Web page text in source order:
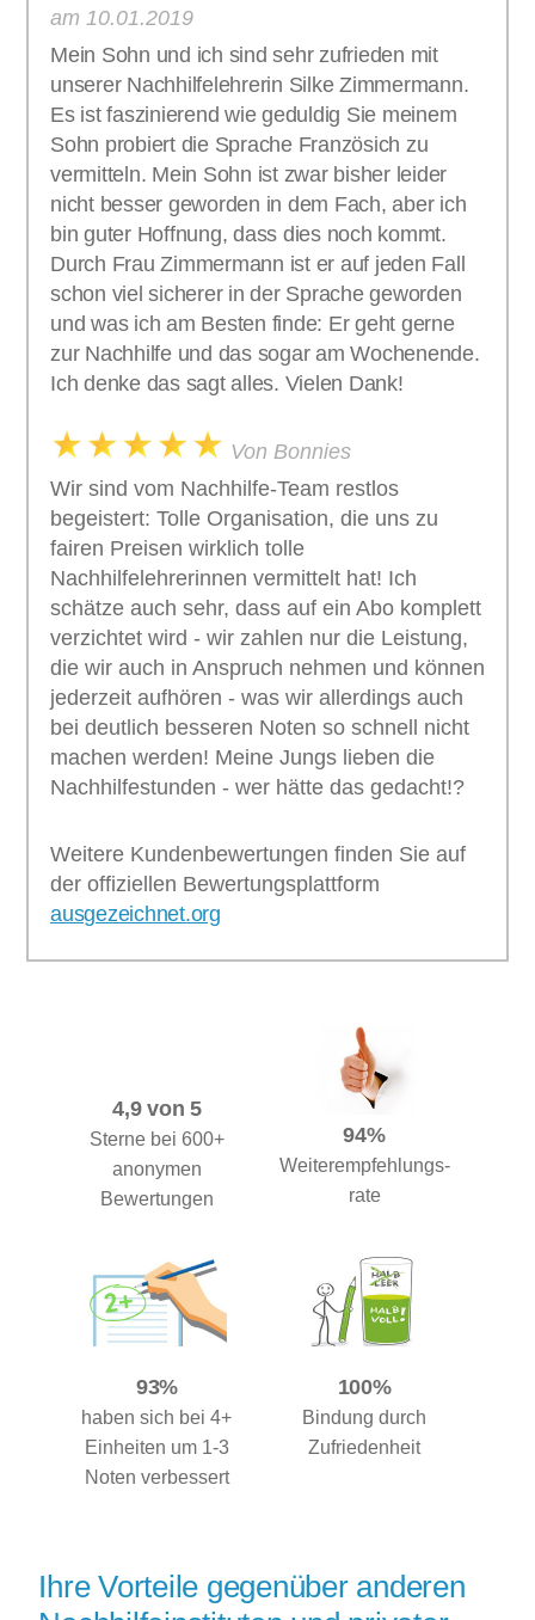
am 10.01.2019
Mein Sohn und ich sind sehr zufrieden mit
unserer Nachhilfelehrerin Silke Zimmermann.
Es ist faszinierend wie geduldig Sie meinem
Sohn probiert die Sprache Französich zu
vermitteln. Mein Sohn ist zwar bisher leider
nicht besser geworden in dem Fach, aber ich
bin guter Hoffnung, dass dies noch kommt.
Durch Frau Zimmermann ist er auf jeden Fall
schon viel sicherer in der Sprache geworden
und was ich am Besten finde: Er geht gerne
zur Nachhilfe und das sogar am Wochenende.
Ich denke das sagt alles. Vielen Dank!
Von Bonnies
Wir sind vom Nachhilfe-Team restlos
begeistert: Tolle Organisation, die uns zu
fairen Preisen wirklich tolle
Nachhilfelehrerinnen vermittelt hat! Ich
schätze auch sehr, dass auf ein Abo komplett
verzichtet wird - wir zahlen nur die Leistung,
die wir auch in Anspruch nehmen und können
jederzeit aufhören - was wir allerdings auch
bei deutlich besseren Noten so schnell nicht
machen werden! Meine Jungs lieben die
Nachhilfestunden - wer hätte das gedacht!?
Weitere Kundenbewertungen finden Sie auf
der offiziellen Bewertungsplattform
ausgezeichnet.org
4,9 von 5
Sterne bei 600+
anonymen
Bewertungen
94%
Weiterempfehlungs-
rate
93%
haben sich bei 4+
Einheiten um 1-3
Noten verbessert
100%
Bindung durch
Zufriedenheit
Ihre Vorteile gegenüber anderen